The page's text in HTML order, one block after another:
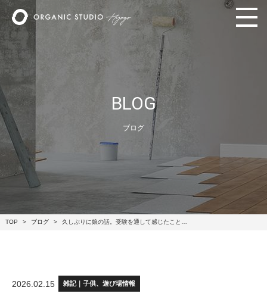
BLOG
ブログ
TOP ブログ 久しぶりに娘の話。受験を通して感じたこと…
2026.02.15 雑記｜子供、遊び場情報